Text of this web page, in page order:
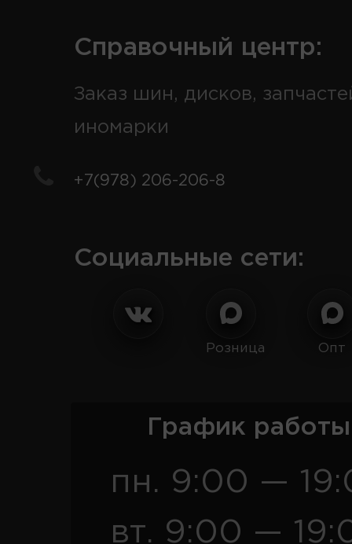
Справочный центр:
Заказ шин, дисков,
иномарки
+7(978) 206-206-8
Социальные сети:
Розница Опт
График
пн. 9:00 —
вт. 9:00 —